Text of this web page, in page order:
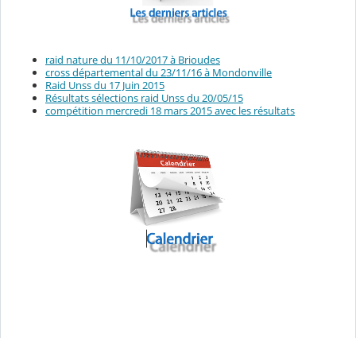
raid nature du 11/10/2017 à Brioudes
cross départemental du 23/11/16 à Mondonville
Raid Unss du 17 Juin 2015
Résultats sélections raid Unss du 20/05/15
compétition mercredi 18 mars 2015 avec les résultats